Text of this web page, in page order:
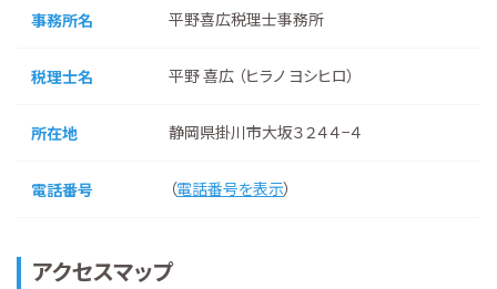
事務所名 平野喜広税理士事務所
税理士名 平野 喜広 （ヒラノ ヨシヒロ）
所在地 静岡県掛川市大坂３２４４−４
電話番号 （電話番号を表示）
アクセスマップ